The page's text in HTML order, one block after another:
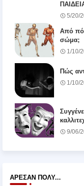
5/20/
Από
σώμα;
1/10/
Πώς
1/10/
9/06/
ΆΡΕΣΑΝ ΠΟΛΎ...